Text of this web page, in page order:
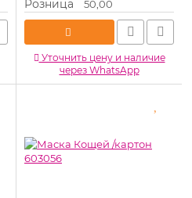
Розница 50,00
Уточнить цену и наличие
через WhatsApp